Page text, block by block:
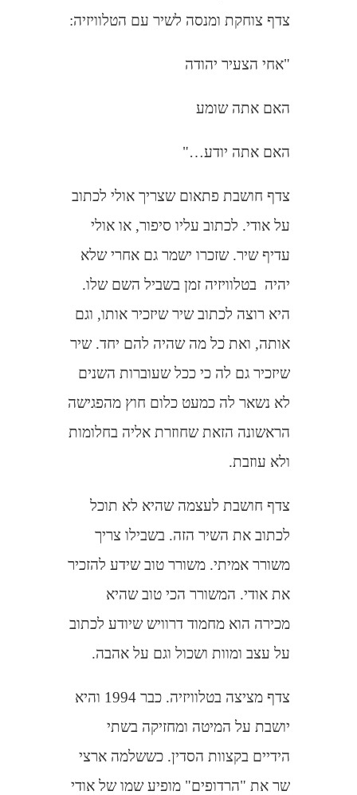
צדף צוחקת ומנסה לשיר עם הטלוויזיה:
"אחי הצעיר יהודה
האם אתה שומע
האם אתה יודע…"
צדף חושבת פתאום שצריך אולי לכתוב
על אודי. לכתוב עליו סיפור, או אולי
עדיף שיר. שזכרו ישמר גם אחרי שלא
יהיה בטלוויזיה זמן בשביל השם שלו.
היא רוצה לכתוב שיר שיזכיר אותו, וגם
אותה, ואת כל מה שהיה להם יחד. שיר
שיזכיר גם לה כי ככל שעוברות השנים
לא נשאר לה כמעט כלום חוץ מהפגישה
הראשונה הזאת שחוזרת אליה בחלומות
ולא עוזבת.
צדף חושבת לעצמה שהיא לא תוכל
לכתוב את השיר הזה. בשבילו צריך
משורר אמיתי. משורר טוב שידע להזכיר
את אודי. המשורר הכי טוב שהיא
מכירה הוא מחמוד דרוויש שיודע לכתוב
על עצב ומוות ושכול וגם על אהבה.
צדף מציצה בטלוויזיה. כבר 1994 והיא
יושבת על המיטה ומחזיקה בשתי
הידיים בקצוות הסדין. כששלמה ארצי
שר את "הרדופים" מופיע שמו של אודי